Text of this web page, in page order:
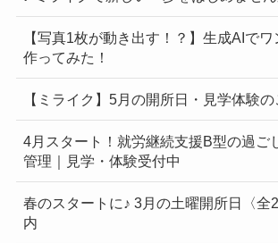
【写真1枚が動き出す！？】生成AIで
作ってみた！
【ミライク】5月の開所日・見学体験
4月スタート！就労継続支援B型の過ご
管理｜見学・体験受付中
春のスタートに♪ 3月の土曜開所日〈全
内